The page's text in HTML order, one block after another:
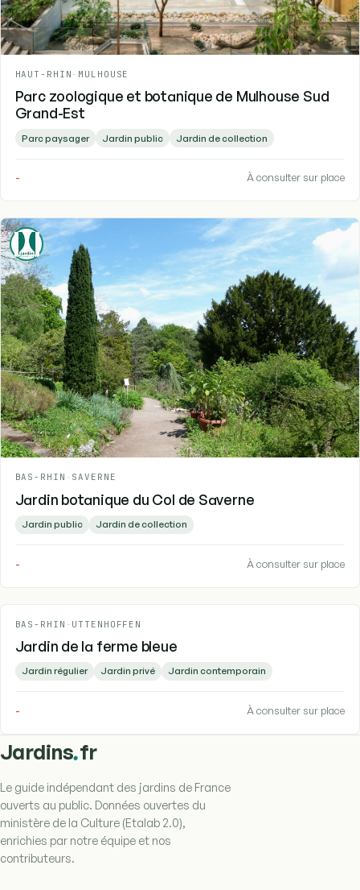
HAUT-RHIN - MULHOUSE
Parc zoologique et botanique de Mulhouse Sud
Grand-Est
Parc paysager Jardin public Jardin de collection
- À consulter sur place
BAS-RHIN - SAVERNE
Jardin botanique du Col de Saverne
Jardin public Jardin de collection
- À consulter sur place
BAS-RHIN - UTTENHOFFEN
Jardin de la ferme bleue
Jardin régulier Jardin privé Jardin contemporain
- À consulter sur place
Jardins.fr
Le guide indépendant des jardins de France
ouverts au public. Données ouvertes du
ministère de la Culture (Etalab 2.0),
enrichies par notre équipe et nos
contributeurs.